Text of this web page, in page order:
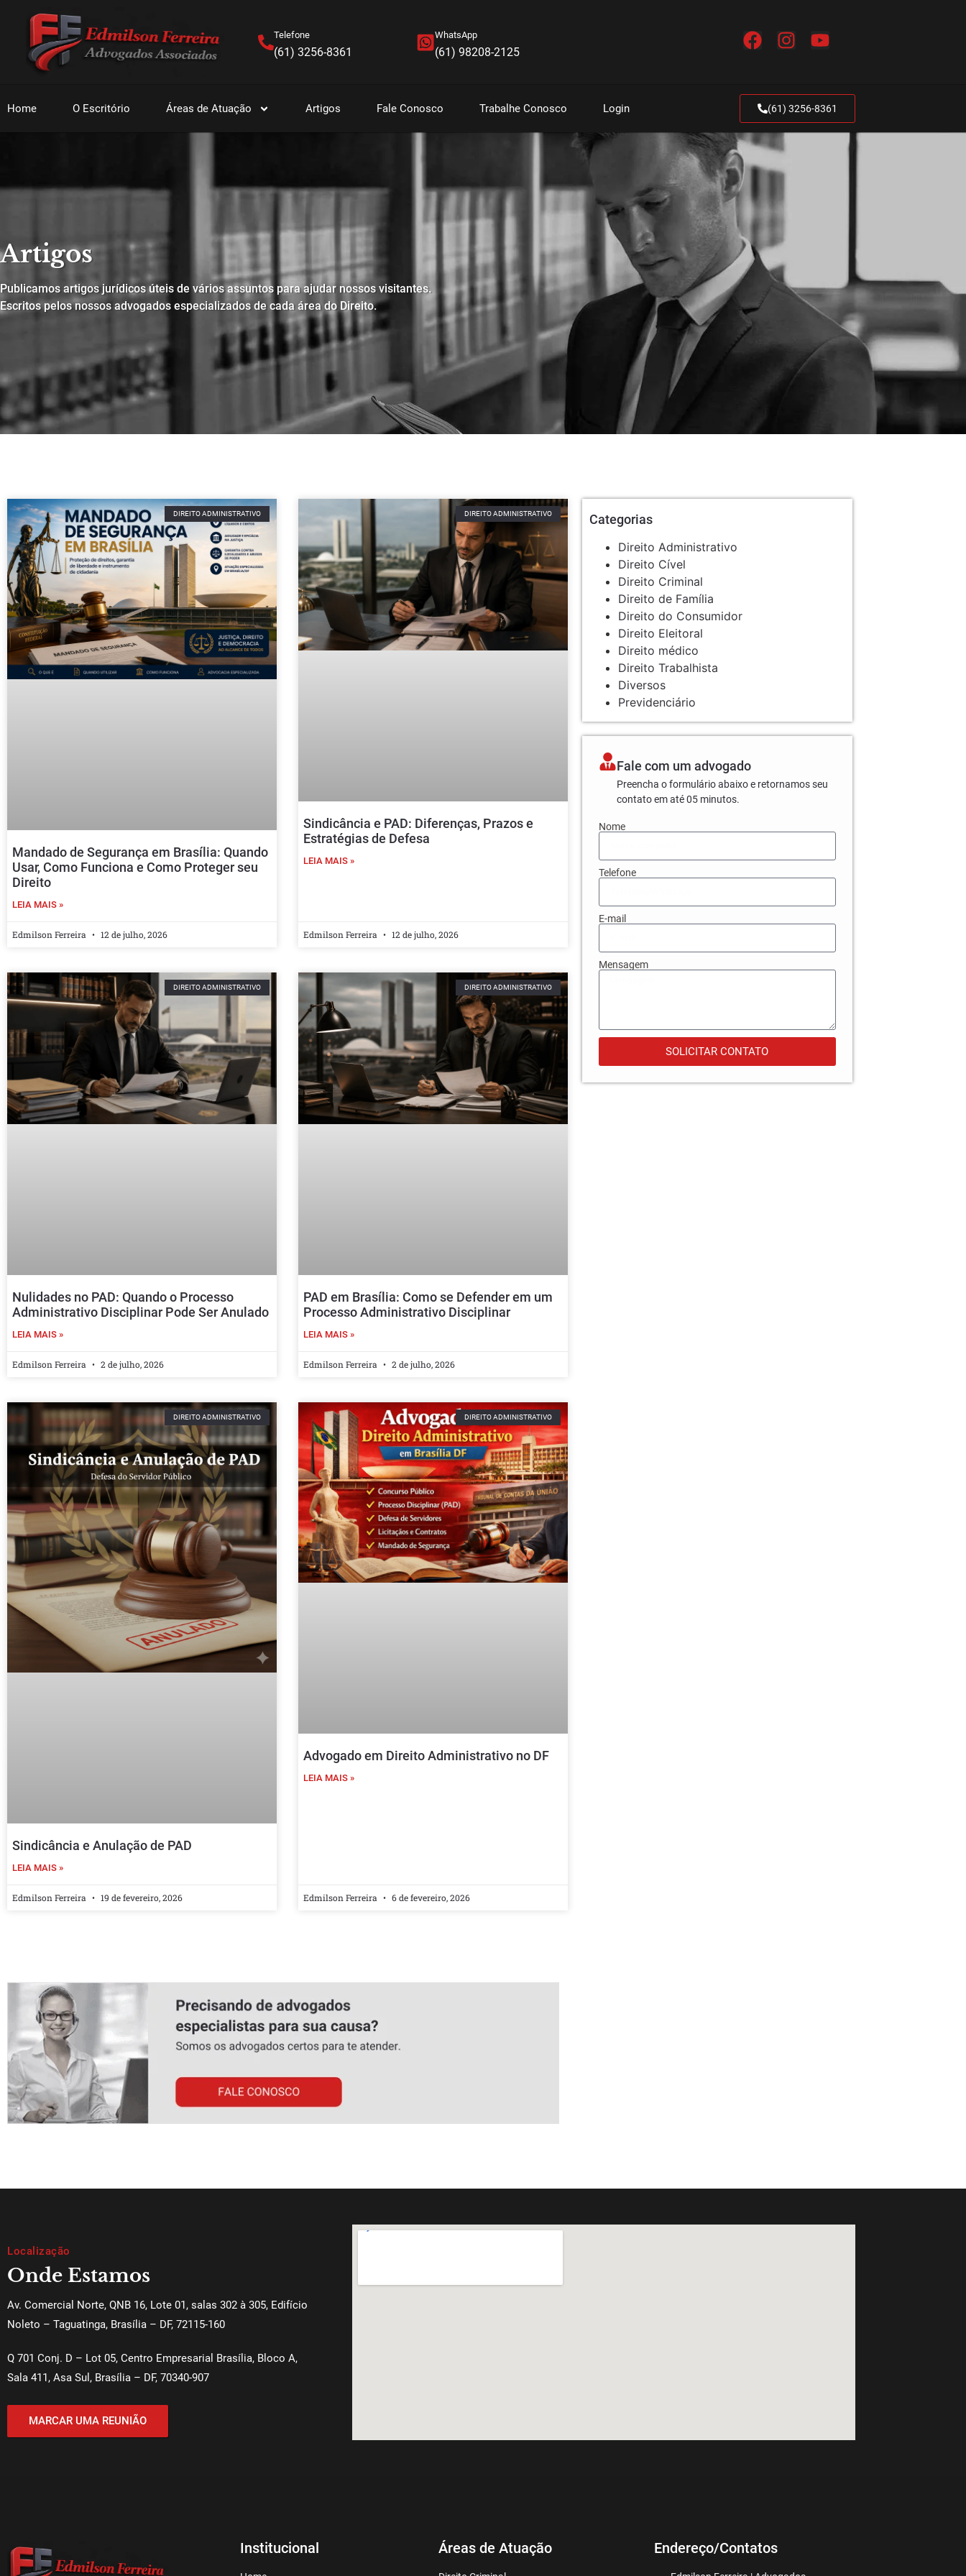
Telefone
(61) 3256-8361
WhatsApp
(61) 98208-2125
Home O Escritório Áreas de Atuação Artigos Fale Conosco Trabalhe Conosco Login (61) 3256-8361
Artigos
Publicamos artigos jurídicos úteis de vários assuntos para ajudar nossos visitantes.
Escritos pelos nossos advogados especializados de cada área do Direito.
DIREITO ADMINISTRATIVO
Mandado de Segurança em Brasília: Quando
Usar, Como Funciona e Como Proteger seu
Direito
LEIA MAIS »
Edmilson Ferreira 12 de julho, 2026
DIREITO ADMINISTRATIVO
Sindicância e PAD: Diferenças, Prazos e
Estratégias de Defesa
LEIA MAIS »
Edmilson Ferreira 12 de julho, 2026
DIREITO ADMINISTRATIVO
Nulidades no PAD: Quando o Processo
Administrativo Disciplinar Pode Ser Anulado
LEIA MAIS »
Edmilson Ferreira 2 de julho, 2026
DIREITO ADMINISTRATIVO
PAD em Brasília: Como se Defender em um
Processo Administrativo Disciplinar
LEIA MAIS »
Edmilson Ferreira 2 de julho, 2026
DIREITO ADMINISTRATIVO
Sindicância e Anulação de PAD
LEIA MAIS »
Edmilson Ferreira 19 de fevereiro, 2026
DIREITO ADMINISTRATIVO
Advogado em Direito Administrativo no DF
LEIA MAIS »
Edmilson Ferreira 6 de fevereiro, 2026
Categorias
Direito Administrativo
Direito Cível
Direito Criminal
Direito de Família
Direito do Consumidor
Direito Eleitoral
Direito médico
Direito Trabalhista
Diversos
Previdenciário
Fale com um advogado
Preencha o formulário abaixo e retornamos seu
contato em até 05 minutos.
Nome
Telefone
E-mail
Mensagem
SOLICITAR CONTATO
Localização
Onde Estamos
Av. Comercial Norte, QNB 16, Lote 01, salas 302 à 305, Edifício
Noleto – Taguatinga, Brasília – DF, 72115-160
Q 701 Conj. D – Lot 05, Centro Empresarial Brasília, Bloco A,
Sala 411, Asa Sul, Brasília – DF, 70340-907
MARCAR UMA REUNIÃO
Institucional Áreas de Atuação Endereço/Contatos